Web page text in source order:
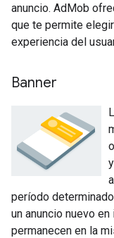
anuncio. AdMob
que te permite
experiencia del
Banner
período
un anuncio nuevo
permanecen en la